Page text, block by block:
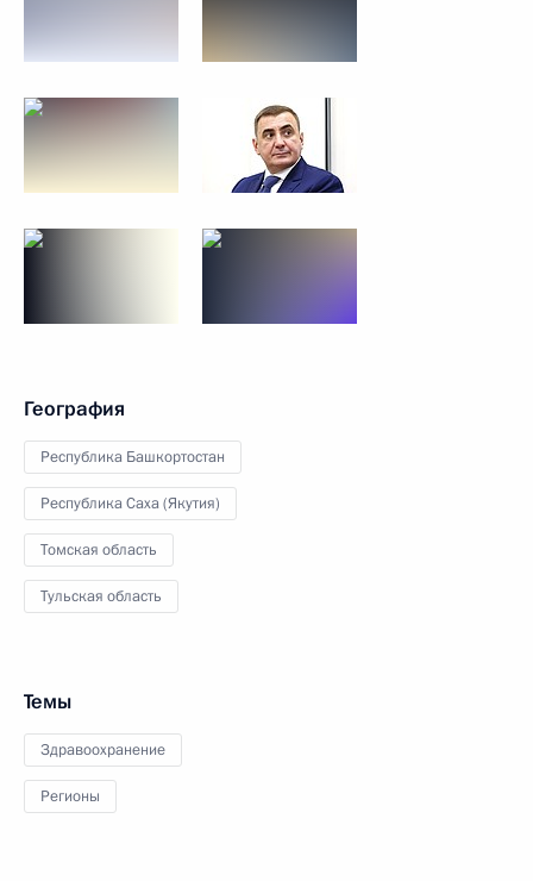
География
Республика Башкортостан
Республика Саха (Якутия)
Томская область
Тульская область
Темы
Здравоохранение
Регионы